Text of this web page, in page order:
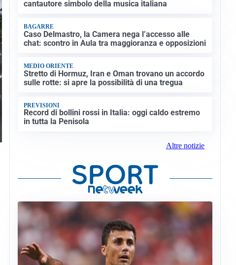
cantautore simbolo della musica italiana
BAGARRE
Caso Delmastro, la Camera nega l’accesso alle
chat: scontro in Aula tra maggioranza e opposizioni
MEDIO ORIENTE
Stretto di Hormuz, Iran e Oman trovano un accordo
sulle rotte: si apre la possibilità di una tregua
PREVISIONI
Record di bollini rossi in Italia: oggi caldo estremo
in tutta la Penisola
Altre notizie